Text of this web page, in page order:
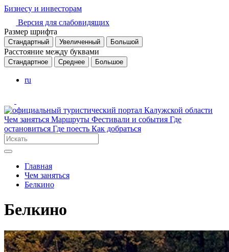
Бизнесу и инвесторам
Версия для слабовидящих
Размер шрифта
Стандартный Увеличенный Большой
Расстояние между буквами
Стандартное Среднее Большое
ru
Чем заняться Маршруты Фестивали и события Где
остановиться Где поесть Как добраться
Главная
Чем заняться
Белкино
Белкино